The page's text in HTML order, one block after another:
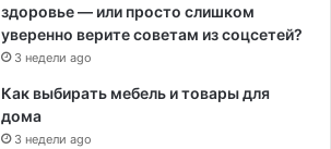
здоровье — или просто слишком
уверенно верите советам из соцсетей?
3 недели ago
Как выбирать мебель и товары для
дома
3 недели ago